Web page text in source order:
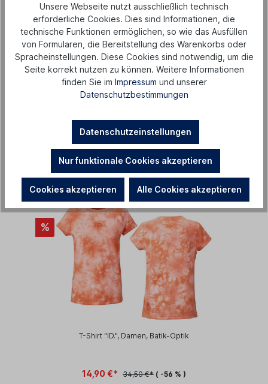
Hoodie "Fire + Ice", Unisex
39,90 €* ( -76 % )
%
T-Shirt "ID.", Damen, Batik-Optik
14,90 €* 34,50 €* ( -56 % )
Unsere Webseite nutzt ausschließlich technisch
erforderliche Cookies. Dies sind Informationen, die
technische Funktionen ermöglichen, so wie das Ausfüllen
von Formularen, die Bereitstellung des Warenkorbs oder
Spracheinstellungen. Diese Cookies sind notwendig, um die
Seite korrekt nutzen zu können. Weitere Informationen
finden Sie im Impressum und unserer
Datenschutzbestimmungen
Datenschutzeinstellungen
Nur funktionale Cookies akzeptieren
Cookies akzeptieren Alle Cookies akzeptieren